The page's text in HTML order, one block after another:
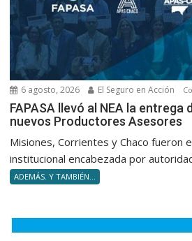
6 agosto, 2026 El Seguro en Acción
FAPASA llevó al NEA la entrega
nuevos Productores Asesores
Misiones, Corrientes y Chaco fueron
institucional encabezada por
ADEMÁS. Y TAMBIÉN...